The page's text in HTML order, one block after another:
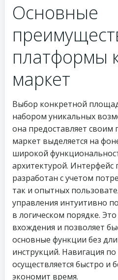
Основные
платформы
маркет
Выбор конкретной
набором уникальных
она предоставляет своим
маркет выделяется на
широкой
архитектурой.
разработан с учетом
так и опытных
управления интуитивно
в логическом порядке.
вхождения и позволяет
основные функции без
инструкций. Навигация
осуществляется быстро и
экономит время.